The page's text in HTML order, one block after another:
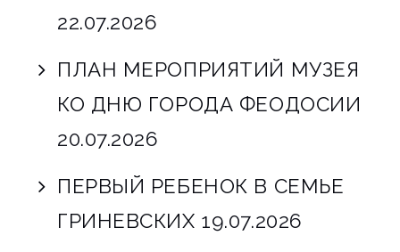
22.07.2026
ПЛАН МЕРОПРИЯТИЙ МУЗЕЯ
КО ДНЮ ГОРОДА ФЕОДОСИИ
20.07.2026
ПЕРВЫЙ РЕБЕНОК В СЕМЬЕ
ГРИНЕВСКИХ 19.07.2026